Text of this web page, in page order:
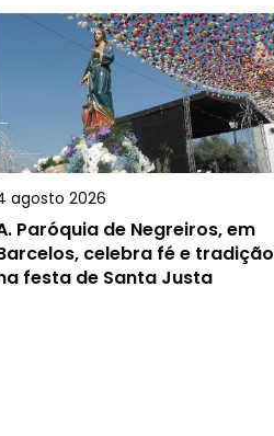
agosto 2026
Paróquia de Negreiros, em
celebra fé e tradição
festa de Santa Justa